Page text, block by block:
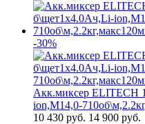
-30%
Акк.миксер
ion,М14,0-
10 430 руб. 14 900 руб.